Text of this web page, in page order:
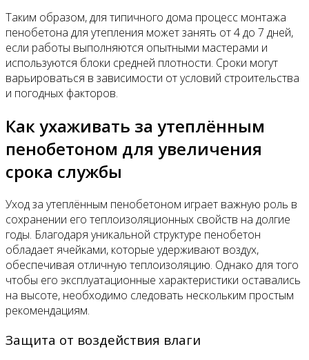
Таким образом, для типичного дома процесс монтажа
пенобетона для утепления может занять от 4 до 7 дней,
если работы выполняются опытными мастерами и
используются блоки средней плотности. Сроки могут
варьироваться в зависимости от условий строительства
и погодных факторов.
Как ухаживать за утеплённым
пенобетоном для увеличения
срока службы
Уход за утеплённым пенобетоном играет важную роль в
сохранении его теплоизоляционных свойств на долгие
годы. Благодаря уникальной структуре пенобетон
обладает ячейками, которые удерживают воздух,
обеспечивая отличную теплоизоляцию. Однако для того
чтобы его эксплуатационные характеристики оставались
на высоте, необходимо следовать нескольким простым
рекомендациям.
Защита от воздействия влаги